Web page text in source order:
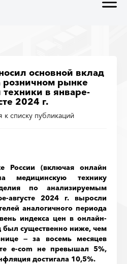
основной вклад
розничном рынке
в январе-
2024 г.
к списку публикаций
России (включая онлайн
медицинскую технику
по анализируемым
августе 2024 г. выросли
аналогичного периода
индекса цен в онлайн-
был существенно ниже, чем
— за восемь месяцев
e-com не превышал 5%,
достигала 10,5%.